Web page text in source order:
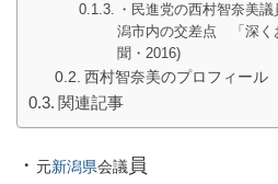
・民進党の西村智奈美
潟市内の交差点 「深く
聞・2016)
西村智奈美のプロフィール
関連記事
・ 元新潟県会議員